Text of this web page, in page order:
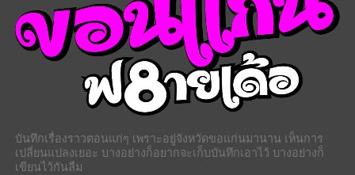
บันทึกเรื่องราวตอนแก่ๆ เพราะอยู่จังหวัดขอแก่นมานาน เห็นการ
เปลี่ยนแปลงเยอะ บางอย่างก็อยากจะเก็บบันทึกเอาไว้ บางอย่างก็
เขียนไว้กันลืม